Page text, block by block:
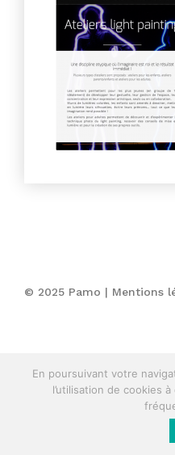
© 2025 Pamo | Mentions
En poursuivant votre
l’utilisation de cookies